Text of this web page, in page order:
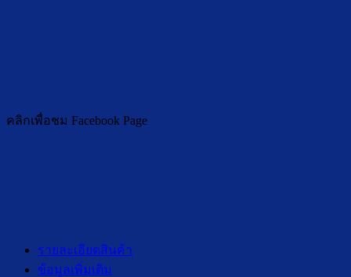
คลิกเพื่อชม Facebook Page
รายละเอียดสินค้า
ข้อมูลเพิ่มเติม